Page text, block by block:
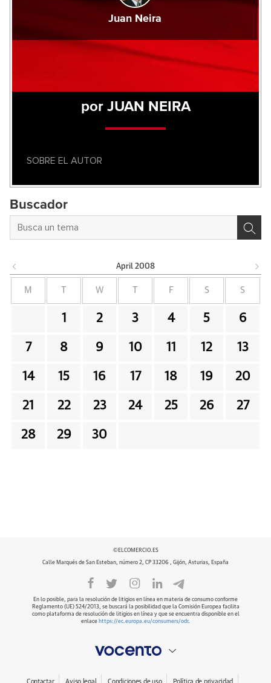
Juan Neira
por JUAN NEIRA
SOBRE EL AUTOR
Buscador
April 2008
M W F S S
1 2 3 4 5 6
7 8 9 10 11 12 13
14 15 16 17 18 19 20
21 22 23 24 25 26 27
28 29 30
©ELCOMERCIO.ES
Calle Marqués de San Esteban, número 2, CP 33206 , Gijón, Asturias, España
En lo posible, para la resolución de litigios en línea en materia de consumo conforme
Reglamento (UE) 524/2013, se buscará la posibilidad que la Comisión Europea facilita
como plataforma de resolución de litigios en línea y que se encuentra disponible en el
enlace https://ec.europa.eu/consumers/odr.
Contactar Aviso legal Condiciones de uso Política de privacidad